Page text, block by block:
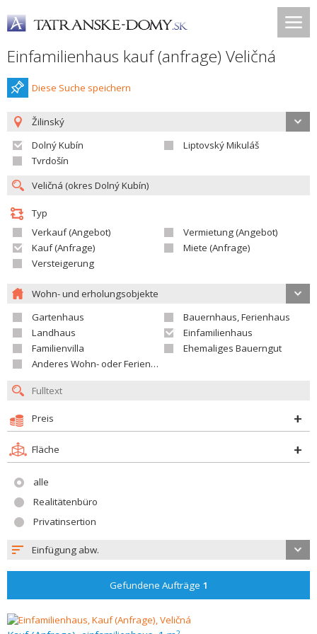
Einfamilienhaus kauf (anfrage) Veličná
Diese Suche speichern
Žilinský
Dolný Kubín
Liptovský Mikuláš
Tvrdošín
Typ
Verkauf (Angebot)
Vermietung (Angebot)
Kauf (Anfrage)
Miete (Anfrage)
Versteigerung
Wohn- und erholungsobjekte
Gartenhaus
Bauernhaus, Ferienhaus
Landhaus
Einfamilienhaus
Familienvilla
Ehemaliges Bauerngut
Anderes Wohn- oder Ferienobjekt
Preis
Fläche
alle
Realitätenbüro
Privatinsertion
Einfügung abw.
Gefundene Aufträge 1